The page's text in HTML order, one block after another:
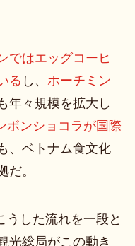
ではエッグコーヒ
る し、 ホーチミン
年々規模を拡大し
ボンショコラが国際
、ベトナム食文化
だ。
うした流れを一段と
光総局がこの動き